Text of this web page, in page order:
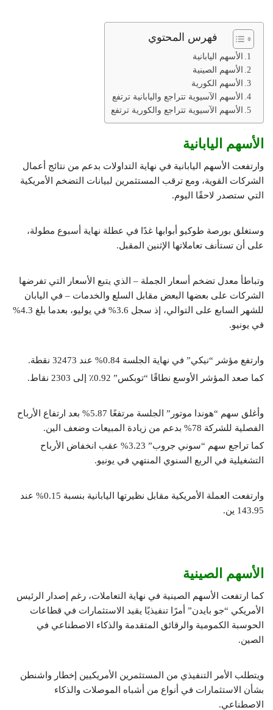
فهرس المحتوي
الأسهم اليابانية
الأسهم الصينية
الأسهم الكورية
الأسهم الآسيوية تتراجع واليابانية ترتفع
الأسهم الآسيوية تتراجع والكورية ترتفع
الأسهم اليابانية
وارتفعت الأسهم اليابانية في نهاية التداولات بدعم من نتائج أعمال
الشركات القوية، ومع ترقب المستثمرين لبيانات التضخم الأمريكية
التي ستصدر لاحقًا اليوم.
وستغلق بورصة طوكيو أبوابها غدًا في عطلة نهاية أسبوع مطولة،
على أن تستأنف تعاملاتها الإثنين المقبل.
وتباطأ معدل تضخم أسعار الجملة – الذي يتبع الأسعار التي تفرضها
الشركات على بعضها البعض مقابل السلع والخدمات – في اليابان
للشهر السابع على التوالي، إذ سجل 3.6% في يوليو، بعدما بلغ 4.3%
في يونيو.
وارتفع مؤشر “نيكي” في نهاية الجلسة 0.84% عند 32473 نقطة.
كما صعد المؤشر الأوسع نطاقًا “توبكس” 0.92٪؜ إلى 2303 نقاط.
وأغلق سهم “هوندا موتور” الجلسة مرتفعًا 5.87% بعد ارتفاع الأرباح
الفصلية للشركة 78% بدعم من زيادة المبيعات وضعف الين.
كما تراجع سهم “سوني جروب” 3.23% عقب انخفاض الأرباح
التشغيلية في الربع السنوي المنتهي في يونيو.
وارتفعت العملة الأمريكية مقابل نظيرتها اليابانية بنسبة 0.15% عند
143.95 ين.
الأسهم الصينية
كما ارتفعت الأسهم الصينية في نهاية التعاملات، رغم إصدار الرئيس
الأمريكي “جو بايدن” أمرًا تنفيذيًا يقيد الاستثمارات في قطاعات
الحوسبة الكمومية والرقائق المتقدمة والذكاء الاصطناعي في
الصين.
ويتطلب الأمر التنفيذي من المستثمرين الأمريكيين إخطار واشنطن
بشأن الاستثمارات في أنواع من أشباه الموصلات والذكاء
الاصطناعي.